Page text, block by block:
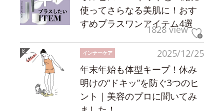
使ってさらなる美肌に！おす
すめプラスワンアイテム4選
1828 view
2025/12/25
インナーケア
年末年始も体型キープ！休み
明けの“ドキッ”を防ぐ3つのヒ
ント｜美容のプロに聞いてみ